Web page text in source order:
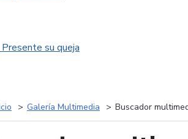
Presente su queja
Galería Multimedia Buscador